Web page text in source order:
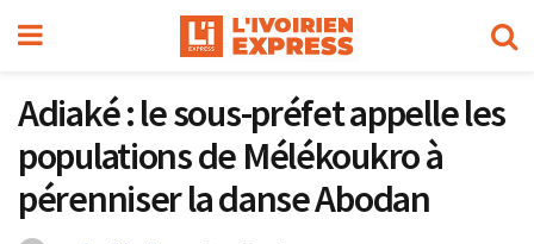
Adiaké : le sous-préfet appelle les
populations de Mélékoukro à
pérenniser la danse Abodan